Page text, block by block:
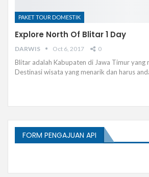
PAKET TOUR DOMESTIK
Explore North Of Blitar 1 Day
DARWIS Oct 6, 2017 0
Blitar adalah Kabupaten di Jawa Timur yang
Destinasi wisata yang menarik dan harus
FORM PENGAJUAN API